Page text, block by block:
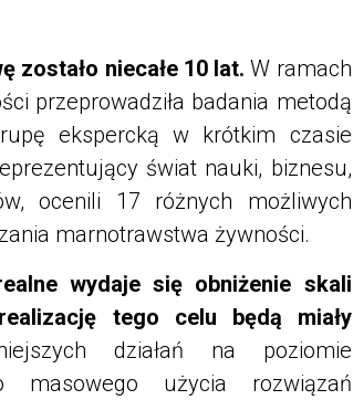
zostało niecałe 10 lat. W ramach
przeprowadziła badania metodą
ekspercką w krótkim czasie
świat nauki, biznesu,
ocenili 17 różnych możliwych
marnotrawstwa żywności.
wydaje się obniżenie skali
tego celu będą miały
działań na poziomie
masowego użycia rozwiązań